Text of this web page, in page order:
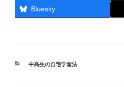
Bluesky
カ
中高生の自宅学習法